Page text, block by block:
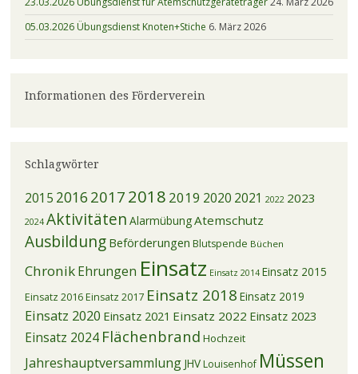
05.03.2026 Übungsdienst Knoten+Stiche 6. März 2026
Informationen des Förderverein
Schlagwörter
2015 2016 2017 2018 2019 2020 2021 2022 2023
2024 Aktivitäten AlarmübungAtemschutz
Ausbildung Beförderungen Blutspende Büchen
ChronikEhrungen Einsatz Einsatz 2014 Einsatz 2015
Einsatz 2016Einsatz 2017 Einsatz 2018 Einsatz 2019
Einsatz 2020 Einsatz 2021 Einsatz 2022 Einsatz 2023
Einsatz 2024 Flächenbrand Hochzeit
Jahreshauptversammlung JHVLouisenhof Müssen